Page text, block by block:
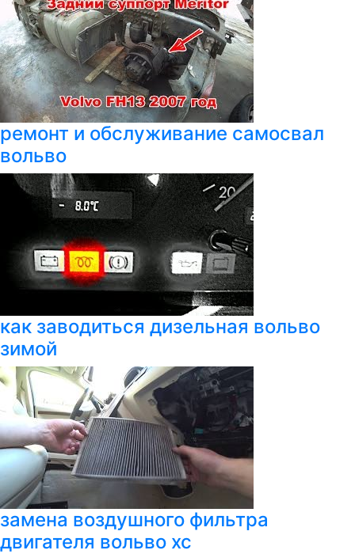
ремонт и обслуживание самосвал
вольво
как заводиться дизельная вольво
зимой
замена воздушного фильтра
двигателя вольво хс